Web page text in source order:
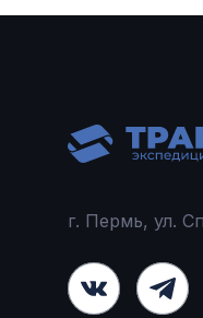
г. Пермь, ул.